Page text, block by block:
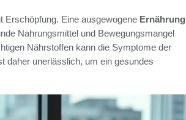
Erschöpfung. Eine ausgewogene Ernährung
Nahrungsmittel und Bewegungsmangel
Nährstoffen kann die Symptome der
daher unerlässlich, um ein gesundes